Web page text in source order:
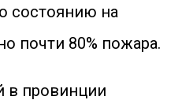
состоянию на
почти 80% пожара.
в провинции